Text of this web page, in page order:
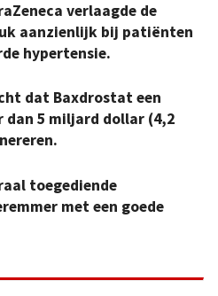
verlaagde de
aanzienlijk bij patiënten
hypertensie.
dat Baxdrostat een
dan 5 miljard dollar (4,2
toegediende
met een goede